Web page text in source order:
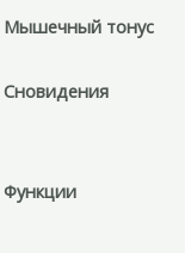
Мышечный тонус
Сновидения
Функции